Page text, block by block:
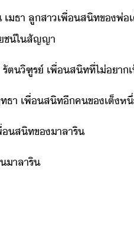
เธา​ ​ลูสา​เพื่สิท​ข​พ่
ช์​ใ​สัญญา
ต​ิฑูร์​ ​เพื่สิท​ที่​ไ่​า
ธา​ ​เพื่สิท​ี​ค​ข​เต็​ห
สิท​ข​าลา​ริ
าลา​ริ